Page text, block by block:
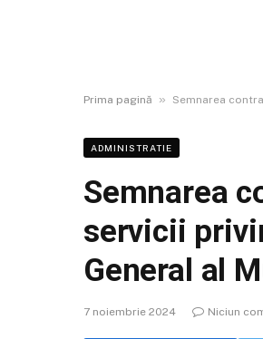
Prima pagină » Semnarea
ADMINISTRATIE
Semnarea
servicii
General al
7 noiembrie 2024 Niciun